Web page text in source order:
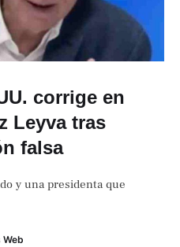
corrige en
Leyva tras
falsa
y una presidenta que